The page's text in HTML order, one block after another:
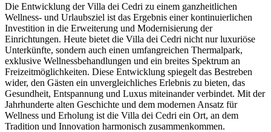
Die Entwicklung der Villa dei Cedri zu einem ganzheitlichen
Wellness- und Urlaubsziel ist das Ergebnis einer kontinuierlichen
Investition in die Erweiterung und Modernisierung der
Einrichtungen. Heute bietet die Villa dei Cedri nicht nur luxuriöse
Unterkünfte, sondern auch einen umfangreichen Thermalpark,
exklusive Wellnessbehandlungen und ein breites Spektrum an
Freizeitmöglichkeiten. Diese Entwicklung spiegelt das Bestreben
wider, den Gästen ein unvergleichliches Erlebnis zu bieten, das
Gesundheit, Entspannung und Luxus miteinander verbindet. Mit der
Jahrhunderte alten Geschichte und dem modernen Ansatz für
Wellness und Erholung ist die Villa dei Cedri ein Ort, an dem
Tradition und Innovation harmonisch zusammenkommen.